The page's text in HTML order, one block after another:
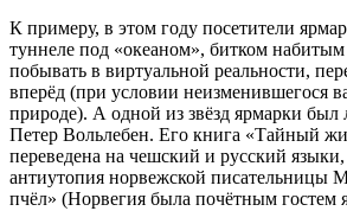
К примеру, в этом году посетители
туннеле под «океаном», битком
побывать в виртуальной реальности,
вперёд (при условии неизменившегося
природе). А одной из звёзд ярмарки был
Петер Вольлебен. Его книга «Тайный
переведена на чешский и русский языки,
антиутопия норвежской писательницы
пчёл» (Норвегия была почётным гостем